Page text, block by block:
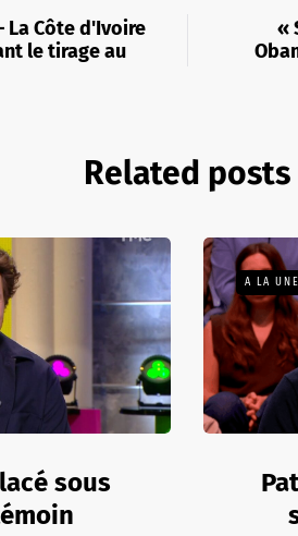
La Côte d'Ivoire
le tirage au
«
Related posts
sous
A LA UNE